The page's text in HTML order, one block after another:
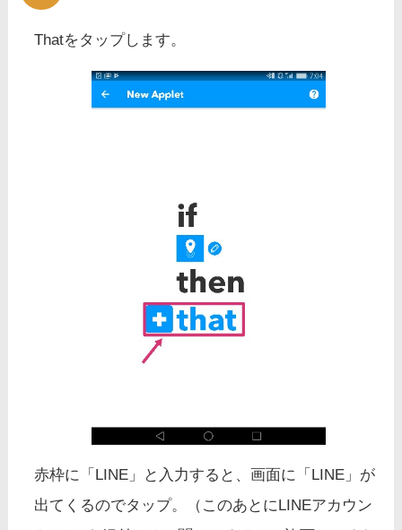
Thatをタップします。
赤枠に「LINE」と入力すると、画面に「LINE」が
出てくるのでタップ。（このあとにLINEアカウン